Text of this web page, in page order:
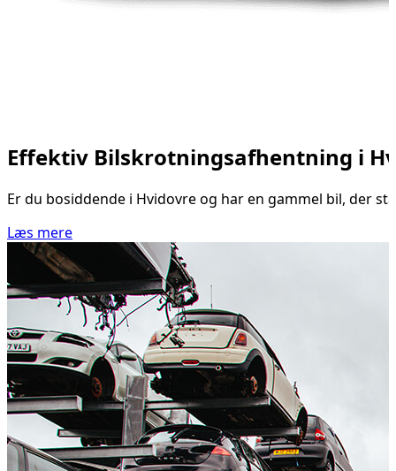
Effektiv Bilskrotningsafhentning i
Er du bosiddende i Hvidovre og har en gammel bil, der
Læs mere